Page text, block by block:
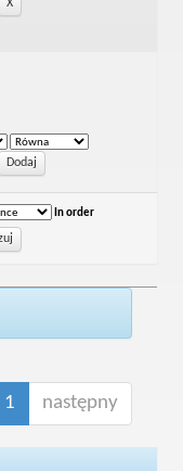
In order
1 następny